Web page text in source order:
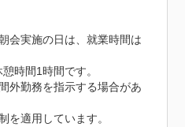
会実施の日は、就業時間は
時間1時間です。
外勤務を指示する場合があ
を適用しています。